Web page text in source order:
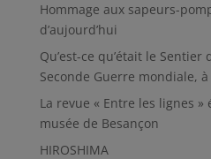
Hommage aux sapeurs-
d’aujourd’hui
Qu’est-ce qu’était le
Seconde Guerre mondiale, à
La revue « Entre les lignes »
musée de Besançon
HIROSHIMA